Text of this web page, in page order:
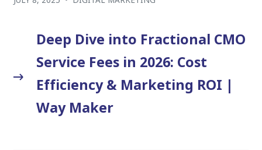
Deep Dive into Fractional CMO
Service Fees in 2026: Cost
Efficiency & Marketing ROI |
Way Maker